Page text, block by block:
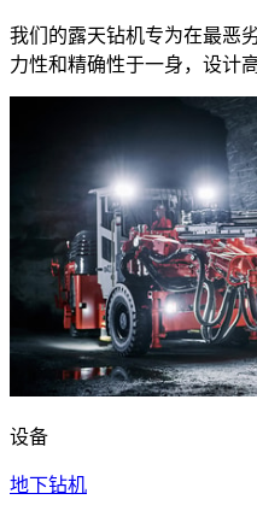
我们的露天钻机专为在最恶
力性和精确性于一身，设计
设备
地下钻机